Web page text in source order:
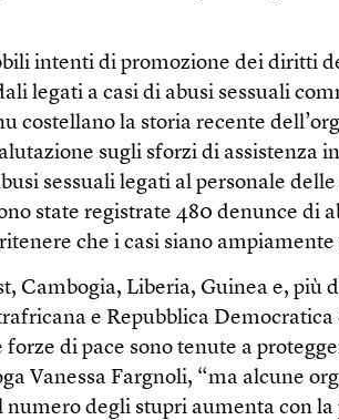
intenti di promozione dei diritti
legati a casi di abusi sessuali
costellano la storia recente
sugli sforzi di assistenza
sessuali legati al personale
state registrate 480 denunce di
che i casi siano
Cambogia, Liberia, Guinea e, più
e Repubblica Democratica
forze di pace sono tenute a
Vanessa Fargnoli, “ma alcune
numero degli stupri aumenta con